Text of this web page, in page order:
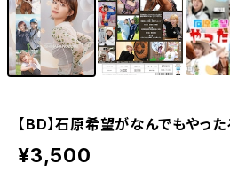
【BD】石原希望がなんでもやっ
¥3,500